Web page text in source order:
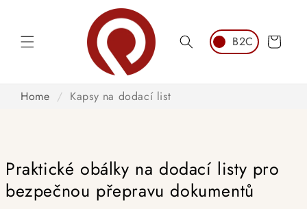
Košík
Home / Kapsy na dodací list
Praktické obálky na dodací listy pro
bezpečnou přepravu dokumentů